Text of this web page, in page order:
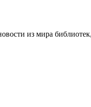
из мира